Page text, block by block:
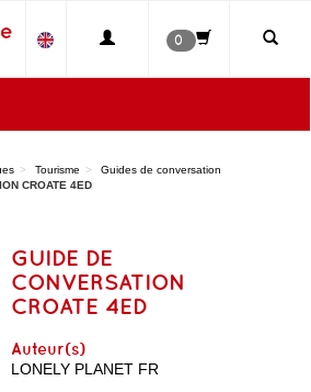
0
Tourisme
Guides de conversation
CROATE 4ED
GUIDE DE
CONVERSATION
CROATE 4ED
Auteur(s)
LONELY PLANET FR